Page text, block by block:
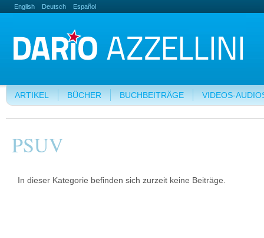
English Deutsch Español
ARTIKEL BÜCHER BUCHBEITRÄGE VIDEOS-
PSUV
In dieser Kategorie befinden sich zurzeit keine Beiträge.